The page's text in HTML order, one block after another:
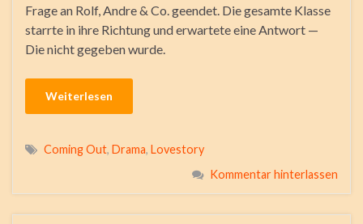
Frage an Rolf, Andre & Co. geendet. Die gesamte Klasse
starrte in ihre Richtung und erwartete eine Antwort —
Die nicht gegeben wurde.
Weiterlesen
Coming Out, Drama, Lovestory
Kommentar hinterlassen